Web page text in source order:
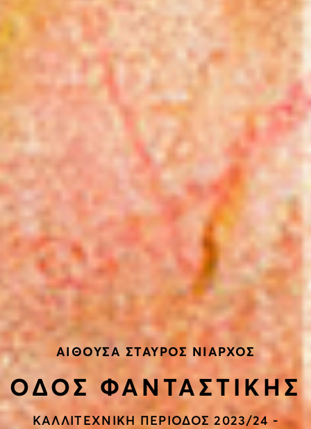
ΑΙΘΟΥΣΑ ΣΤΑΥΡΟΣ ΝΙΑΡΧΟΣ
ΟΔΟΣ ΦΑΝΤΑΣΤΙΚΗΣ
ΚΑΛΛΙΤΕΧΝΙΚΗ ΠΕΡΙΟΔΟΣ 2023/24 -